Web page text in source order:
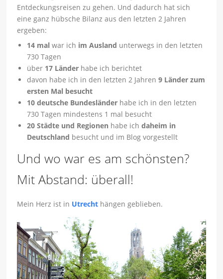
Entdeckungsreisen zu gehen. Und dadurch hat sich
eine ganz hübsche Bilanz aus den letzten 2 Jahren
ergeben:
14 mal war ich im Ausland unterwegs in den letzten
730 Tagen
über 17 Länder habe ich berichtet
davon habe ich in den letzten 2 Jahren 9 Länder zum
ersten Mal besucht
10 deutsche Bundesländer habe ich in den letzten
730 Tagen mindestens 1 mal besucht
20 Städte und Regionen habe ichdaheim in
Deutschland besucht und im Blog vorgestellt
Und wo war es am schönsten?
Mit Abstand: überall!
Mein Herz ist in Utrecht hängen geblieben.